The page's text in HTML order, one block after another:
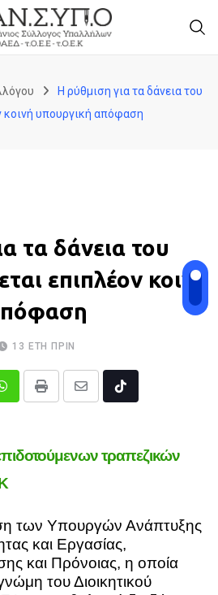
Η ρύθμιση για τα δάνεια του
κοινή υπουργική απόφαση
τα δάνεια του
επιπλέον κοινή
13 ΈΤΗ ΠΡΙΝ
WhatsappPrint
Share
Tiktok
τραπεζικών
των Υπουργών Ανάπτυξης
και Εργασίας,
και Πρόνοιας, η οποία
του Διοικητικού